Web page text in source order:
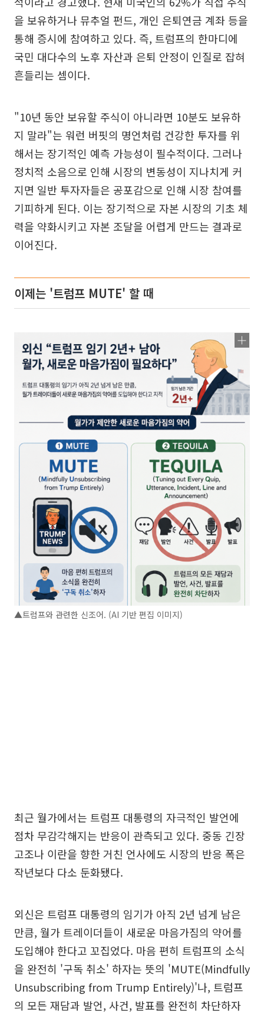
을 보유하거나 뮤추얼 펀드, 개인 은퇴연금 계좌 등을
통해 증시에 참여하고 있다. 즉, 트럼프의 한마디에
국민 대다수의 노후 자산과 은퇴 안정이 인질로 잡혀
흔들리는 셈이다.
"10년 동안 보유할 주식이 아니라면 10분도 보유하
지 말라"는 워런 버핏의 명언처럼 건강한 투자를 위
해서는 장기적인 예측 가능성이 필수적이다. 그러나
정치적 소음으로 인해 시장의 변동성이 지나치게 커
지면 일반 투자자들은 공포감으로 인해 시장 참여를
기피하게 된다. 이는 장기적으로 자본 시장의 기초 체
력을 약화시키고 자본 조달을 어렵게 만드는 결과로
이어진다.
이제는 '트럼프 MUTE' 할 때
▲트럼프와 관련한 신조어. (AI 기반 편집 이미지)
최근 월가에서는 트럼프 대통령의 자극적인 발언에
점차 무감각해지는 반응이 관측되고 있다. 중동 긴장
고조나 이란을 향한 거친 언사에도 시장의 반응 폭은
작년보다 다소 둔화됐다.
외신은 트럼프 대통령의 임기가 아직 2년 넘게 남은
만큼, 월가 트레이더들이 새로운 마음가짐의 약어를
도입해야 한다고 꼬집었다. 마음 편히 트럼프의 소식
을 완전히 '구독 취소' 하자는 뜻의 'MUTE(Mindfully
Unsubscribing from Trump Entirely)'나, 트럼프
의 모든 재담과 발언, 사건, 발표를 완전히 차단하자